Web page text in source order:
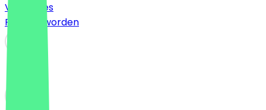
Vacatures
Partner worden